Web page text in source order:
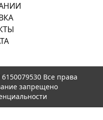
Все права
запрещено